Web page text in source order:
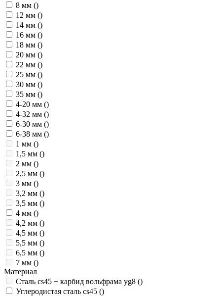
8 мм ()
12 мм ()
14 мм ()
16 мм ()
18 мм ()
20 мм ()
22 мм ()
25 мм ()
30 мм ()
35 мм ()
4-20 мм ()
4-32 мм ()
6-30 мм ()
6-38 мм ()
1 мм ()
1,5 мм ()
2 мм ()
2,5 мм ()
3 мм ()
3,2 мм ()
3,5 мм ()
4 мм ()
4,2 мм ()
4,5 мм ()
5,5 мм ()
6,5 мм ()
7 мм ()
Материал
Сталь cs45 + карбид вольфрама yg8 ()
Углеродистая сталь cs45 ()